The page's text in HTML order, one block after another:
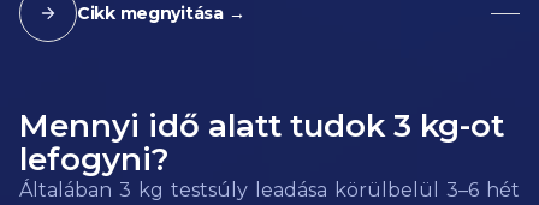
Cikk megnyitása →
Mennyi idő alatt tudok 3 kg-ot
lefogyni?
Általában 3 kg testsúly leadása körülbelül 3–6 hét